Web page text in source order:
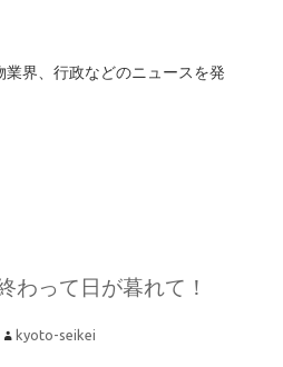
界、行政などのニュースを発
わって日が暮れて！
kyoto-seikei